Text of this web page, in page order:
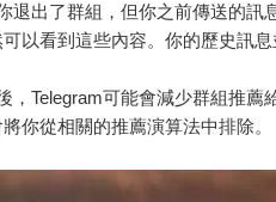
退出了群組，但你之前傳送的訊
以看到這些內容。你的歷史訊
，Telegram可能會減少群組推薦
你從相關的推薦演算法中排除。